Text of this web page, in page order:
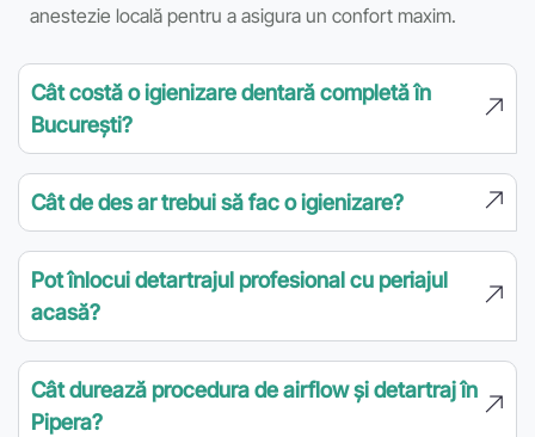
anestezie locală pentru a asigura un confort maxim.
Cât costă o igienizare dentară completă în
București?
Cât de des ar trebui să fac o igienizare?
Pot înlocui detartrajul profesional cu periajul
acasă?
Cât durează procedura de airflow și detartraj în
Pipera?